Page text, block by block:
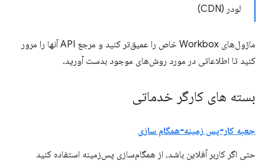
لودر (CDN)
ماژول‌های Workbox خاص را عمیق‌تر کنید و مرجع API آنها را مرور
کنید تا اطلاعاتی در مورد روش‌های موجود بدست آورید.
بسته های کارگر خدماتی
جعبه کار-پس زمینه-همگام سازی
حتی اگر کاربر آفلاین باشد، از همگام‌سازی پس‌زمینه استفاده کنید